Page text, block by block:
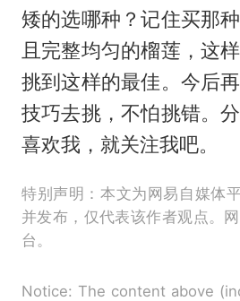
矮的选哪种？记住买那
且完整均匀的榴莲，这
挑到这样的最佳。今后
技巧去挑，不怕挑错。
喜欢我，就关注我吧。
特别声明：本文为网易自媒体
并发布，仅代表该作者观点。
台。
Notice: The content above